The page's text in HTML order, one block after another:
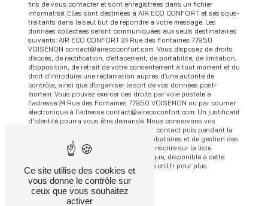
fins de vous contacter et sont enregistrées dans un fichier
informatisé. Elles sont destinées à AIR ECO CONFORT et ses sous-
traitants dans le seul but de répondre à votre message. Les
données collectées seront communiquées aux seuls destinataires
suivants: AIR ECO CONFORT 24 Rue des Fontaines 77950
VOISENON contact@airecoconfort.com. Vous disposez de droits
d’accès, de rectification, d’effacement, de portabilité, de limitation,
d’opposition, de retrait de votre consentement à tout moment et du
droit d’introduire une réclamation auprès d’une autorité de
contrôle, ainsi que d’organiser le sort de vos données post-
mortem. Vous pouvez exercer ces droits par voie postale à
l'adresse 24 Rue des Fontaines 77950 VOISENON ou par courrier
électronique à l'adresse contact@airecoconfort.com. Un justificatif
d'identité pourra vous être demandé. Nous conservons vos
données pendant la période de prise de contact puis pendant la
durée de prescription légale aux fins probatoires et de gestion des
contentieux. Vous avez le droit de vous inscrire sur la liste
d'opposition au démarchage téléphonique, disponible à cette
adresse:
Bloctel.gouv.fr
. Consultez le site cnil.fr pour plus
d’informations sur vos droits.
Ce site utilise des cookies et
vous donne le contrôle sur
ceux que vous souhaitez
activer